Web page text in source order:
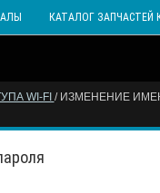
КАТАЛОГ ЗАПЧАСТЕЙ К
WI-FI / ИЗМЕНЕНИЕ